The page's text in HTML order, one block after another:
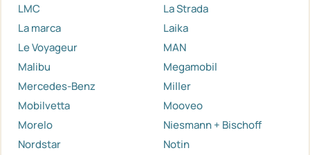
LMC
La Strada
La marca
Laika
Le Voyageur
MAN
Malibu
Megamobil
Mercedes-Benz
Miller
Mobilvetta
Mooveo
Morelo
Niesmann + Bischoff
Nordstar
Notin